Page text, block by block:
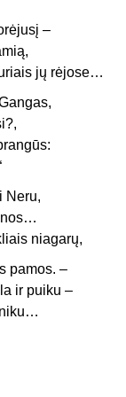
–
jų rėjose…
Neru,
niagarų,
pamos. –
ir puiku –